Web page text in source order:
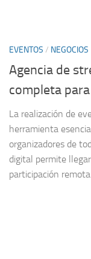
EVENTOS / NEGOCIOS
Agencia de
completa
La realización de
herramienta
organizadores de
digital permite
participación remota...